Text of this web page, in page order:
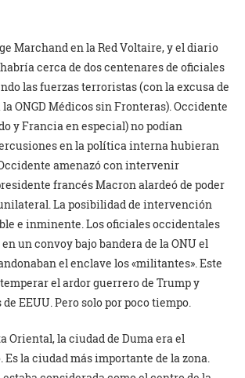
Marchand en la Red Voltaire, y el diario
cerca de dos centenares de oficiales
las fuerzas terroristas (con la excusa de
ONGD Médicos sin Fronteras). Occidente
y Francia en especial) no podían
en la política interna hubieran
amenazó con intervenir
francés Macron alardeó de poder
La posibilidad de intervención
e inminente. Los oficiales occidentales
un convoy bajo bandera de la ONU el
el enclave los «militantes». Este
el ardor guerrero de Trump y
EEUU. Pero solo por poco tiempo.
Oriental, la ciudad de Duma era el
la ciudad más importante de la zona.